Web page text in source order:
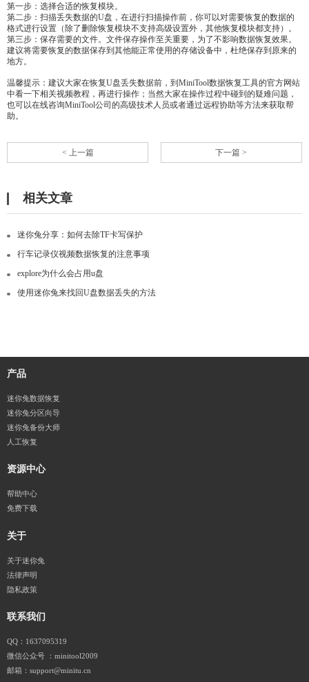
第一步：选择合适的恢复模块。
第二步：扫描丢失数据的U盘，在进行扫描操作前，你可以对需要恢复的数据的
格式进行设置（除了删除恢复模块不支持高级设置外，其他恢复模块都支持）。
第三步：保存需要的文件。文件保存操作至关重要，为了不影响数据恢复效果。
建议将需要恢复的数据保存到其他能正常使用的存储设备中，杜绝保存到原来的
地方。
温馨提示：建议大家在恢复U盘丢失数据前，到MiniTool数据恢复工具的官方网站
中看一下相关视频教程，再进行操作；当然大家在操作过程中碰到的疑难问题，
也可以在线咨询MiniTool公司的高级技术人员或者通过远程协助等方法来获取帮
助。
< 上一篇 下一篇 >
相关文章
迷你兔分享：如何去除TF卡写保护
行车记录仪视频数据恢复的注意事项
explore为什么会占用u盘
使用迷你兔来找回U盘数据丢失的方法
产品
迷你兔数据恢复
迷你兔分区向导
迷你兔备份大师
人工恢复
资源中心
帮助中心
免费下载
关于
关于迷你兔
法律声明
隐私政策
联系我们
QQ：1637095319
微信公众号 ：minitool2009
邮箱：support@minitu.cn